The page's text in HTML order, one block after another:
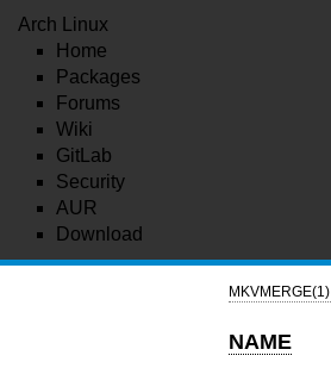
Arch Linux
Home
Packages
Forums
Wiki
GitLab
Security
AUR
Download
MKVMERGE(1)
NAME